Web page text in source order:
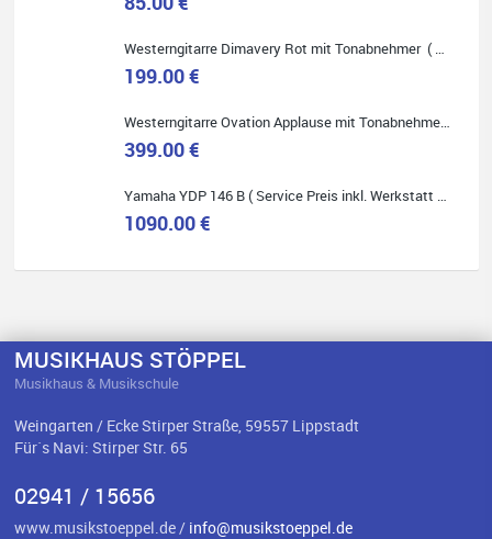
Klein...aber fein!
Westerngitarre Dimavery Rot mit Tonabnehmer ( Service Preis inkl. Werkstatt Service )
199.00 €
Westerngitarre Ovation Applause mit Tonabnehmer ( Service Preis inkl. Werkstatt Service )
399.00 €
Yamaha YDP 146 B ( Service Preis inkl. Werkstatt Service )
1090.00 €
MUSIKHAUS STÖPPEL
Musikhaus & Musikschule
Weingarten / Ecke Stirper Straße, 59557 Lippstadt
Für`s Navi: Stirper Str. 65
02941 / 15656
www.musikstoeppel.de / info@musikstoeppel.de